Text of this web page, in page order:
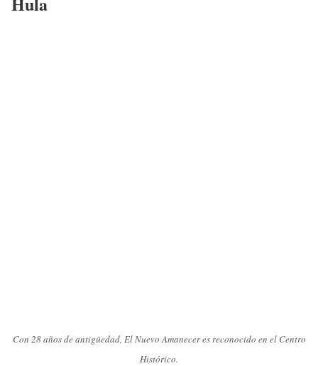
Con 28 años de antigüedad, El Nuevo Amanecer es reconocido en el Centro
Histórico.